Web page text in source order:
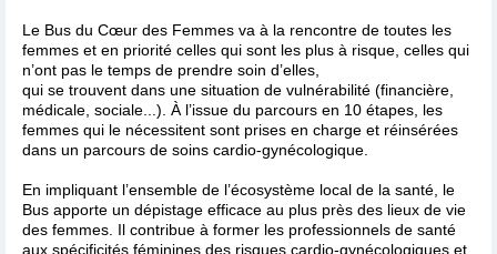
Le Bus du Cœur des Femmes va à la rencontre de toutes les
femmes et en priorité celles qui sont les plus à risque, celles qui
n’ont pas le temps de prendre soin d’elles,
qui se trouvent dans une situation de vulnérabilité (financière,
médicale, sociale...). À l’issue du parcours en 10 étapes, les
femmes qui le nécessitent sont prises en charge et réinsérées
dans un parcours de soins cardio-gynécologique.
En impliquant l’ensemble de l’écosystème local de la santé, le
Bus apporte un dépistage efficace au plus près des lieux de vie
des femmes. Il contribue à former les professionnels de santé
aux spécificités féminines des risques cardio-gynécologiques et